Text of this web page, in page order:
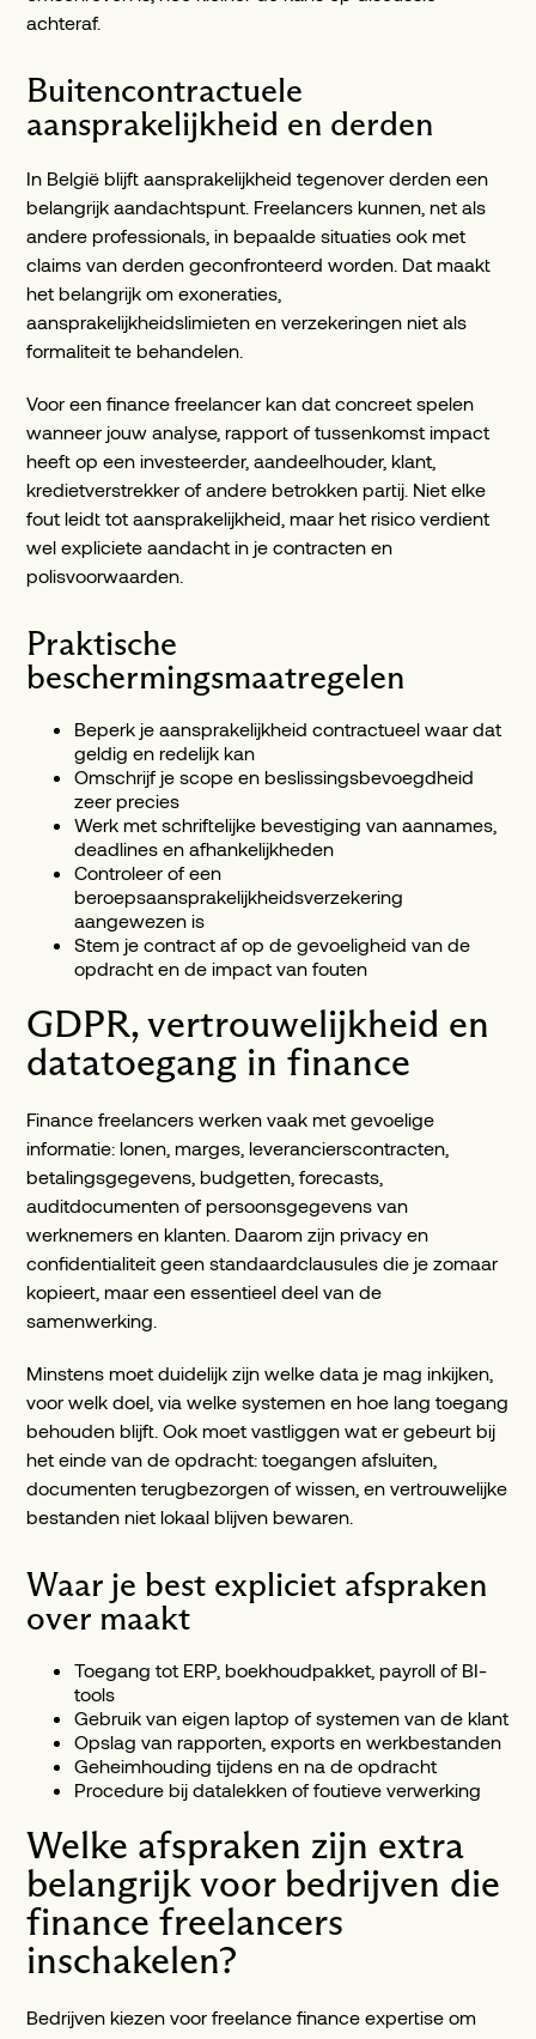
achteraf.
Buitencontractuele
aansprakelijkheid en derden
In België blijft aansprakelijkheid tegenover derden een
belangrijk aandachtspunt. Freelancers kunnen, net als
andere professionals, in bepaalde situaties ook met
claims van derden geconfronteerd worden. Dat maakt
het belangrijk om exoneraties,
aansprakelijkheidslimieten en verzekeringen niet als
formaliteit te behandelen.
Voor een finance freelancer kan dat concreet spelen
wanneer jouw analyse, rapport of tussenkomst impact
heeft op een investeerder, aandeelhouder, klant,
kredietverstrekker of andere betrokken partij. Niet elke
fout leidt tot aansprakelijkheid, maar het risico verdient
wel expliciete aandacht in je contracten en
polisvoorwaarden.
Praktische
beschermingsmaatregelen
Beperk je aansprakelijkheid contractueel waar dat
geldig en redelijk kan
Omschrijf je scope en beslissingsbevoegdheid
zeer precies
Werk met schriftelijke bevestiging van aannames,
deadlines en afhankelijkheden
Controleer of een
beroepsaansprakelijkheidsverzekering
aangewezen is
Stem je contract af op de gevoeligheid van de
opdracht en de impact van fouten
GDPR, vertrouwelijkheid en
datatoegang in finance
Finance freelancers werken vaak met gevoelige
informatie: lonen, marges, leverancierscontracten,
betalingsgegevens, budgetten, forecasts,
auditdocumenten of persoonsgegevens van
werknemers en klanten. Daarom zijn privacy en
confidentialiteit geen standaardclausules die je zomaar
kopieert, maar een essentieel deel van de
samenwerking.
Minstens moet duidelijk zijn welke data je mag inkijken,
voor welk doel, via welke systemen en hoe lang toegang
behouden blijft. Ook moet vastliggen wat er gebeurt bij
het einde van de opdracht: toegangen afsluiten,
documenten terugbezorgen of wissen, en vertrouwelijke
bestanden niet lokaal blijven bewaren.
Waar je best expliciet afspraken
over maakt
Toegang tot ERP, boekhoudpakket, payroll of BI-
tools
Gebruik van eigen laptop of systemen van de klant
Opslag van rapporten, exports en werkbestanden
Geheimhouding tijdens en na de opdracht
Procedure bij datalekken of foutieve verwerking
Welke afspraken zijn extra
belangrijk voor bedrijven die
finance freelancers
inschakelen?
Bedrijven kiezen voor freelance finance expertise om